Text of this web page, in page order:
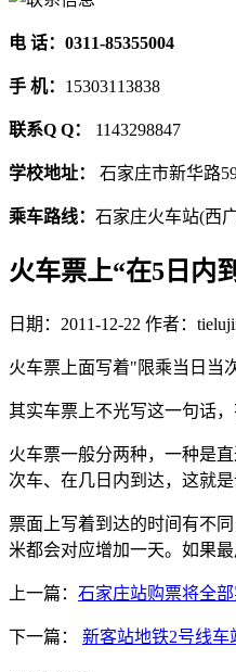
电 话：0311-85355004
手 机： 15303113838
联系Q Q： 1143298847
学校地址： 石家庄市新华路
乘车路线： 石家庄火车站(西
火车票上“在5日内
日期：2011-12-22 作者：
火车票上面写着"限乘当日当
其实车票上不光写这一句话
火车票一般分两种，一种是
次车、在几日内到达，这就
票面上写着到达的时间有不
米都会对应增加一天。如果
上一篇： 石家庄站购票将全部
下一篇： 新客站地铁2号线车